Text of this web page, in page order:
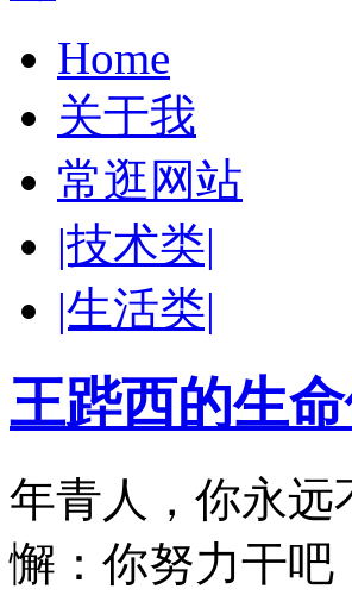
Home
关于我
常逛网站
|技术类|
|生活类|
王跸西的生
年青人，你永
懈：你努力干